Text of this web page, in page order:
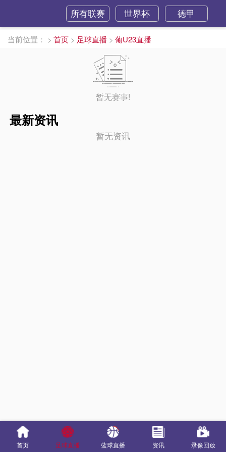
所有联赛 世界杯 德甲
当前位置： > 首页 > 足球直播 > 葡U23直播
暂无赛事!
最新资讯
暂无资讯
首页 足球直播 蓝球直播 资讯 录像回放